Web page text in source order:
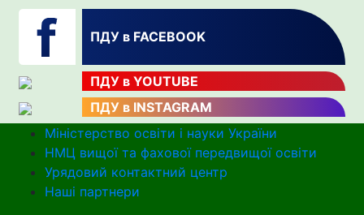
ПДУ в FACEBOOK
ПДУ в YOUTUBE
ПДУ в INSTAGRAM
Міністерство освіти і науки України
НМЦ вищої та фахової передвищої освіти
Урядовий контактний центр
Наші партнери